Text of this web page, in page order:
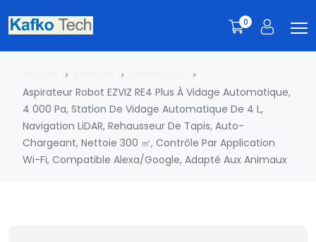
0
Aspirateur Robot EZVIZ RE4 Plus À Vidage Automatique,
4 000 Pa, Station De Vidage Automatique De 4 L,
Navigation LiDAR, Rehausseur De Tapis, Auto-
Chargeant, Nettoie 300 ㎡, Contrôle Par Application
Wi-Fi, Compatible Alexa/Google, Adapté Aux Animaux